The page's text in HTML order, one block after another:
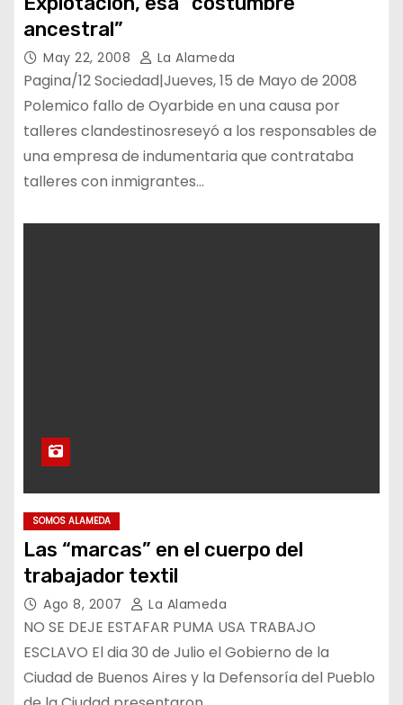
ancestral”
May 22, 2008 La Alameda
Pagina/12 Sociedad|Jueves, 15 de Mayo de 2008
Polemico fallo de Oyarbide en una causa por
talleres clandestinosreseyó a los responsables de
una empresa de indumentaria que contrataba
talleres con inmigrantes…
SOMOS ALAMEDA
Las “marcas” en el cuerpo del
trabajador textil
Ago 8, 2007 La Alameda
NO SE DEJE ESTAFAR PUMA USA TRABAJO
ESCLAVO El dia 30 de Julio el Gobierno de la
Ciudad de Buenos Aires y la Defensoría del Pueblo